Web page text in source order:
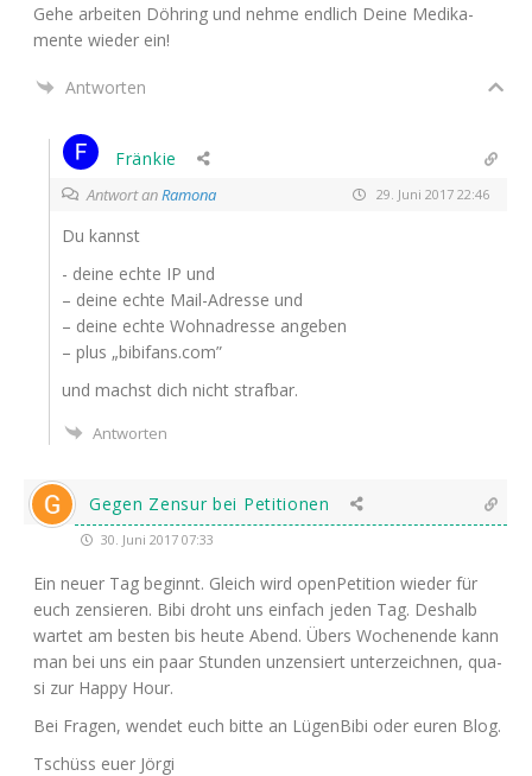
Gehe arbei­ten Döh­ring und neh­me end­lich Dei­ne Medi­ka­
men­te wie­der ein!
Antworten
Fränkie
Antwort anRamona 29. Juni 2017 22:46
Du kannst
- dei­ne ech­te IP und
– dei­ne ech­te Mail-Adres­se und
– dei­ne ech­te Wohn­adres­se angeben
– plus „bibifans.com”
und machst dich nicht strafbar.
Antworten
Gegen Zensur bei Petitionen
30. Juni 2017 07:33
Ein neu­er Tag beginnt. Gleich wird open­Pe­ti­ti­on wie­der für
euch zen­sie­ren. Bibi droht uns ein­fach jeden Tag. Des­halb
war­tet am bes­ten bis heu­te Abend. Übers Wochen­en­de kann
man bei uns ein paar Stun­den unzen­siert unter­zeich­nen, qua­
si zur Hap­py Hour.
Bei Fra­gen, wen­det euch bit­te an Lügen­Bi­bi oder euren Blog.
Tschüss euer Jörgi